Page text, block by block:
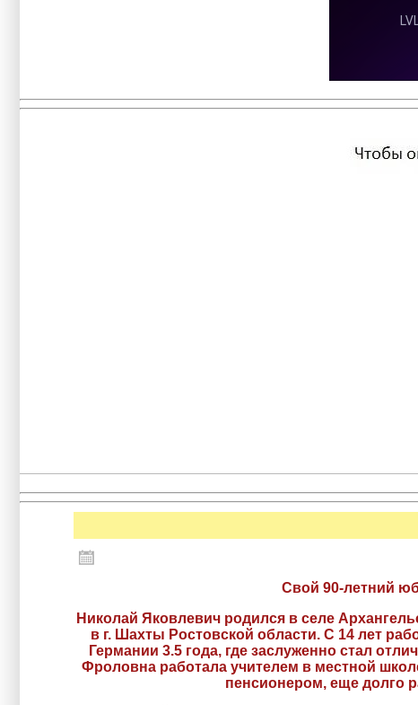
Свой 90-летний
Николай Яковлевич родился в селе
в г. Шахты Ростовской области. С 14 лет
Германии 3.5 года, где заслуженно стал
Фроловна работала учителем в местной
пенсионером, еще долго